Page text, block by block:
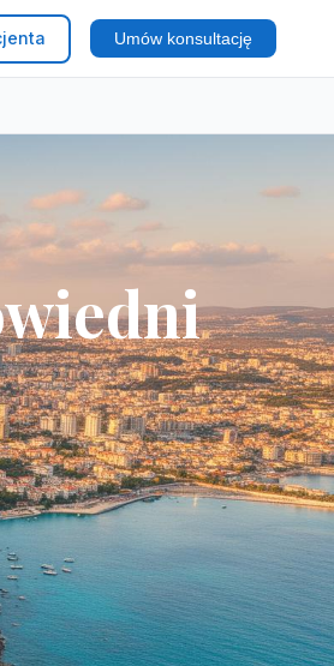
Umów konsultację